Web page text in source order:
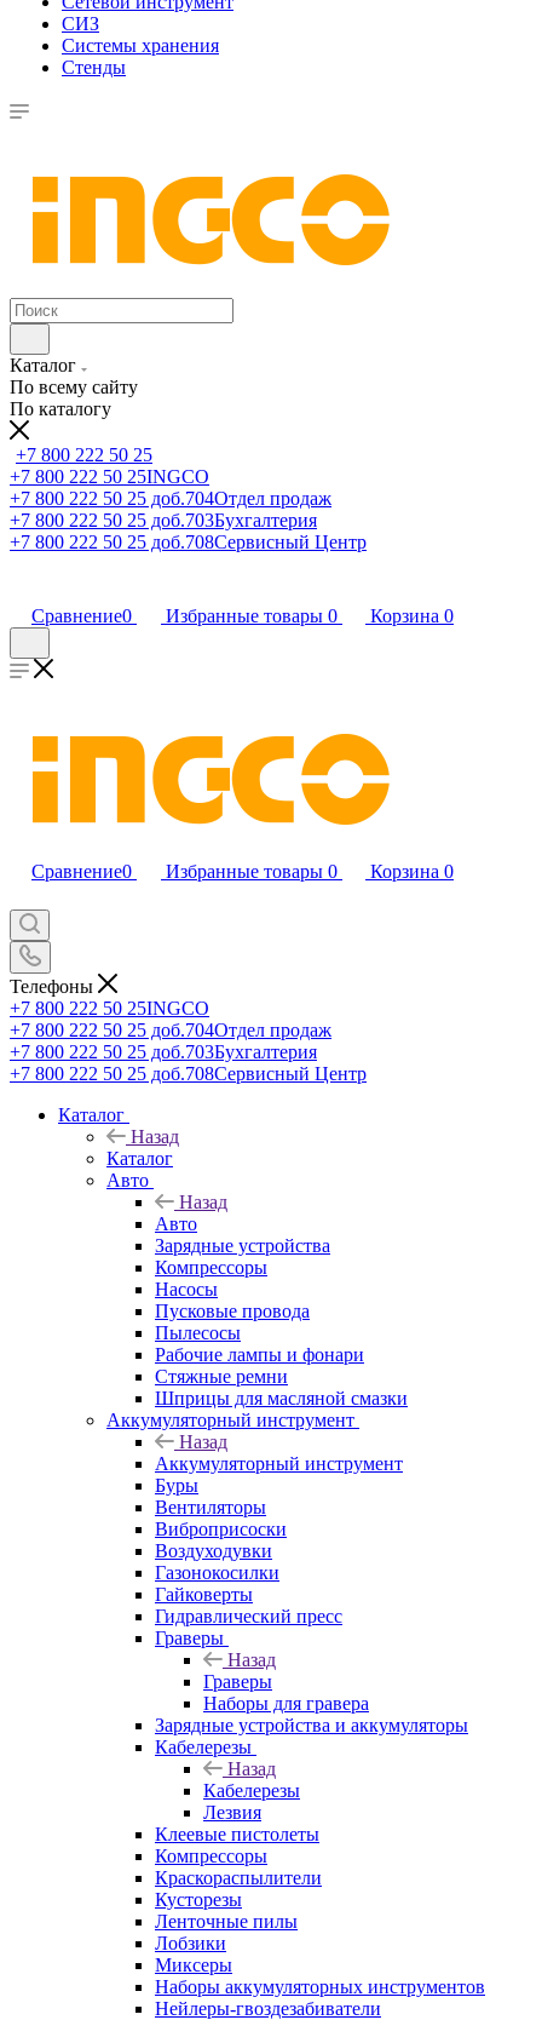
СИЗ
Системы хранения
Стенды
Каталог
По всему сайту
По каталогу
+7 800 222 50 25
+7 800 222 50 25INGCO
+7 800 222 50 25 доб.704Отдел продаж
+7 800 222 50 25 доб.703Бухгалтерия
+7 800 222 50 25 доб.708Сервисный Центр
Сравнение0 Избранные товары 0 Корзина 0
Сравнение0 Избранные товары 0 Корзина 0
Телефоны
+7 800 222 50 25INGCO
+7 800 222 50 25 доб.704Отдел продаж
+7 800 222 50 25 доб.703Бухгалтерия
+7 800 222 50 25 доб.708Сервисный Центр
Каталог
Назад
Каталог
Авто
Назад
Авто
Зарядные устройства
Компрессоры
Насосы
Пусковые провода
Пылесосы
Рабочие лампы и фонари
Стяжные ремни
Шприцы для масляной смазки
Аккумуляторный инструмент
Назад
Аккумуляторный инструмент
Буры
Вентиляторы
Виброприсоски
Воздуходувки
Газонокосилки
Гайковерты
Гидравлический пресс
Граверы
Назад
Граверы
Наборы для гравера
Зарядные устройства и аккумуляторы
Кабелерезы
Назад
Кабелерезы
Лезвия
Клеевые пистолеты
Компрессоры
Краскораспылители
Кусторезы
Ленточные пилы
Лобзики
Миксеры
Наборы аккумуляторных инструментов
Нейлеры-гвоздезабиватели